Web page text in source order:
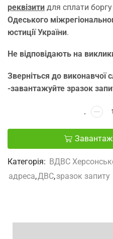
реквізити для сплати
Одеського
юстиції України.
Не відповідають на
Зверніться до виконавчої
-завантажуйте зразок
Категорія: ВДВС
адреса,ДВС,зразок запиту